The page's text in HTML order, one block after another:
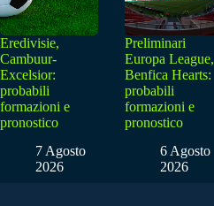
Eredivisie,
Cambuur-
Excelsior:
probabili
formazioni e
pronostico
7 Agosto
2026
Preliminari
Europa League,
Benfica Hearts:
probabili
formazioni e
pronostico
6 Agosto
2026